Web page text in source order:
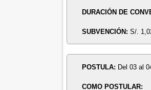
DURACIÓN DE
SUBVENCIÓN:S/.
POSTULA: Del 03 al
COMO POSTULAR: